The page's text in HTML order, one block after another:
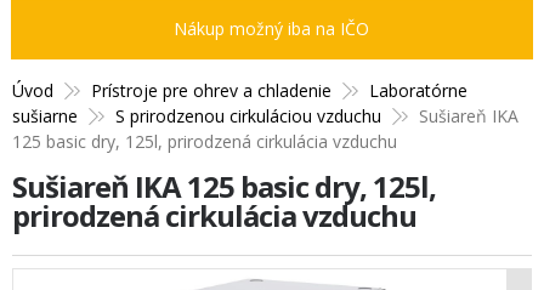
Úvod Prístroje pre ohrev a chladenie
Laboratórne
sušiarne
S prirodzenou cirkuláciou vzduchu
Sušiareň IKA
125 basic dry, 125l, prirodzená cirkulácia vzduchu
Sušiareň IKA 125 basic dry, 125l,
prirodzená cirkulácia vzduchu
Nákup možný iba na IČO